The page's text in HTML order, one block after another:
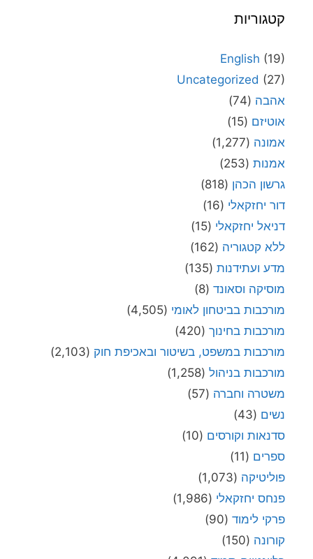
קטגוריות
English (19)
Uncategorized (27)
אהבה (74)
אוטיזם (15)
אמונה (1,277)
אמנות (253)
גרשון הכהן (818)
דור יחזקאלי (16)
דניאל יחזקאלי (15)
ללא קטגוריה (162)
מדע ועתידנות (135)
מוסיקה וסאונד (8)
מורכבות בביטחון לאומי (4,505)
מורכבות בחינוך (420)
מורכבות במשפט, בשיטור ובאכיפת חוק (2,103)
מורכבות בניהול (1,258)
משטרה וחברה (57)
נשים (43)
סדנאות וקורסים (10)
ספרים (11)
פוליטיקה (1,073)
פנחס יחזקאלי (1,986)
פרקי לימוד (90)
קורונה (150)